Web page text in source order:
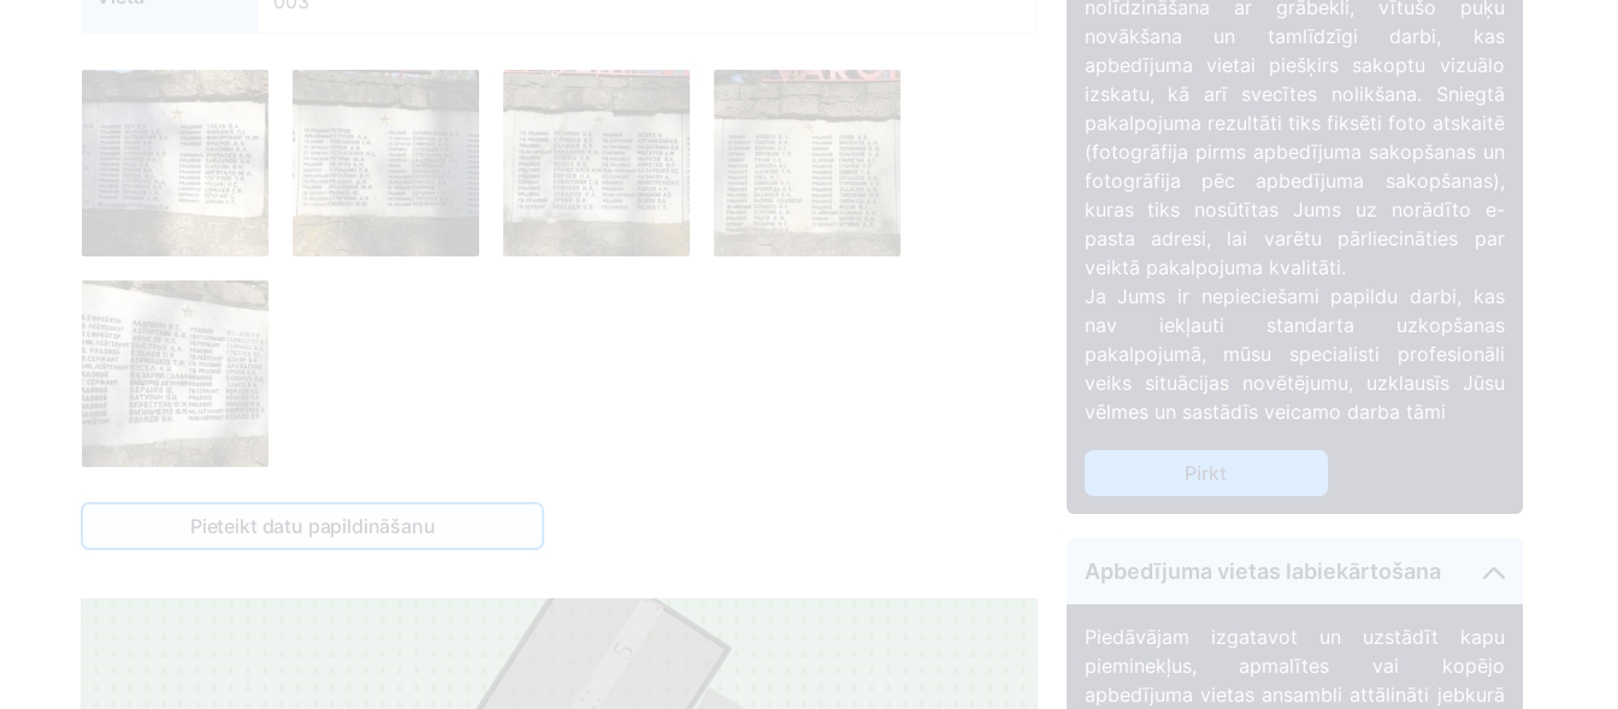
Pieteikt datu papildināšanu
nolīdzināšana ar grābekli, vītušo puķu
novākšana un tamlīdzīgi darbi, kas
apbedījuma vietai piešķirs sakoptu vizuālo
izskatu, kā arī svecītes nolikšana. Sniegtā
pakalpojuma rezultāti tiks fiksēti foto atskaitē
(fotogrāfija pirms apbedījuma sakopšanas un
fotogrāfija pēc apbedījuma sakopšanas),
kuras tiks nosūtītas Jums uz norādīto e-
pasta adresi, lai varētu pārliecināties par
veiktā pakalpojuma kvalitāti.
Ja Jums ir nepieciešami papildu darbi, kas
nav iekļauti standarta uzkopšanas
pakalpojumā, mūsu specialisti profesionāli
veiks situācijas novētējumu, uzklausīs Jūsu
vēlmes un sastādīs veicamo darba tāmi
Pirkt
Apbedījuma vietas labiekārtošana
Piedāvājam izgatavot un uzstādīt kapu
pieminekļus, apmalītes vai kopējo
apbedījuma vietas ansambli attālināti jebkurā